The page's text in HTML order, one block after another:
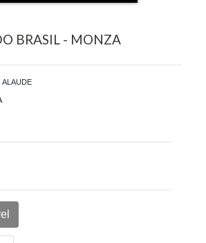
BRASIL - MONZA
ALAUDE